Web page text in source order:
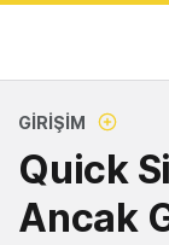
GIRIŞIM
Quick
Ancak